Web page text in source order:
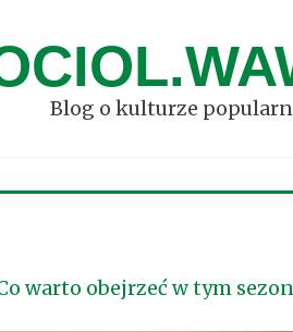
Blog o kulturze
warto obejrzeć w tym